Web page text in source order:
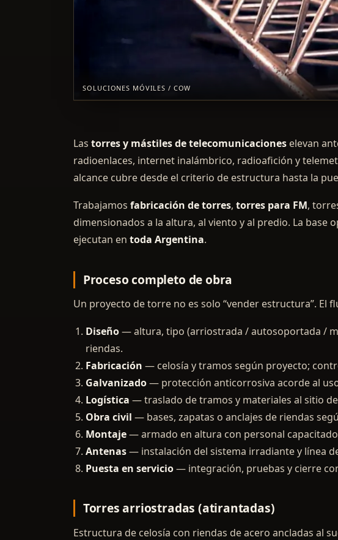
SOLUCIONES MÓVILES / COW
Las torres y mástiles de telecomunicaciones elevan
radioenlaces, internet inalámbrico, radioafición y
alcance cubre desde el criterio de estructura hasta la
Trabajamos fabricación de torres, torres para FM,
dimensionados a la altura, al viento y al predio. La base
ejecutan en toda Argentina.
Proceso completo de obra
Un proyecto de torre no es solo “vender estructura”. El
Diseño— altura, tipo (arriostrada / autosoportada /
riendas.
Fabricación — celosía y tramos según proyecto;
Galvanizado— protección anticorrosiva acorde al
Logística — traslado de tramos y materiales al sitio
Obra civil — bases, zapatas o anclajes de riendas
Montaje— armado en altura con personal
Antenas— instalación del sistema irradiante y línea
Puesta en servicio— integración, pruebas y cierre
Torres arriostradas (atirantadas)
Estructura de celosía con riendas de acero ancladas al